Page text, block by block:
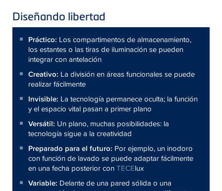
Diseñando libertad
Práctico: Los compartimentos de almacenamiento,
los estantes o las tiras de iluminación se pueden
integrar con antelación
Creativo: La división en áreas funcionales se puede
realizar fácilmente
Invisible: La tecnología permanece oculta; la función
y el espacio vital pasan a primer plano
Versátil: Un plano, muchas posibilidades: la
tecnología sigue a la creatividad
Preparado para el futuro: Por ejemplo, un inodoro
con función de lavado se puede adaptar fácilmente
en una fecha posterior conTECElux
Variable: Delante de una pared sólida o una